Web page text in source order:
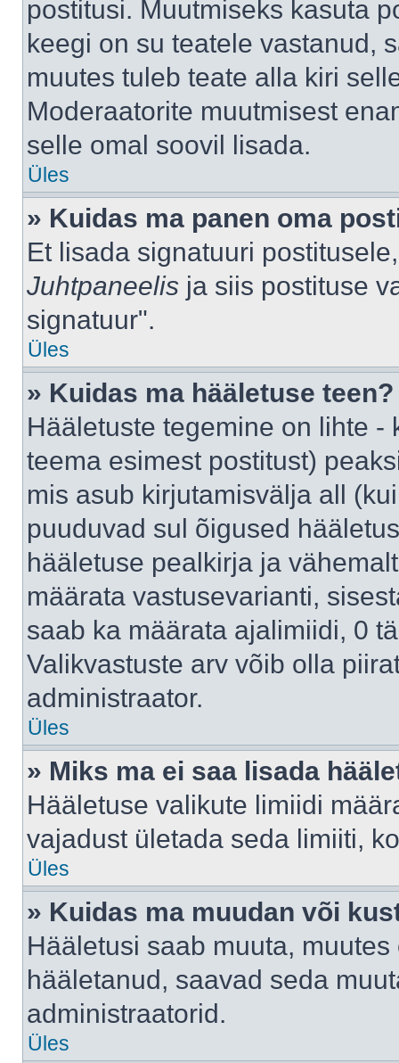
postitusi. Muutmiseks kasuta
keegi on su teatele vastanud,
muutes tuleb teate alla kiri
Moderaatorite muutmisest
selle omal soovil lisada.
Üles
» Kuidas ma panen oma
Et lisada signatuuri
Juhtpaneelis ja siis postituse
signatuur".
Üles
» Kuidas ma hääletuse teen?
Hääletuste tegemine on lihte
teema esimest postitust)
mis asub kirjutamisvälja all
puuduvad sul õigused
hääletuse pealkirja ja
määrata vastusevarianti,
saab ka määrata ajalimiidi, 0
Valikvastuste arv võib olla
administraator.
Üles
» Miks ma ei saa lisada
Hääletuse valikute limiidi
vajadust ületada seda limiiti,
Üles
» Kuidas ma muudan või
Hääletusi saab muuta,
hääletanud, saavad seda
administraatorid.
Üles